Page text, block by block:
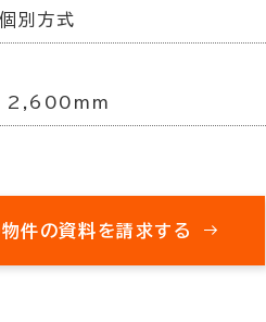
個別方式
2,600mm
件の資料を請求する